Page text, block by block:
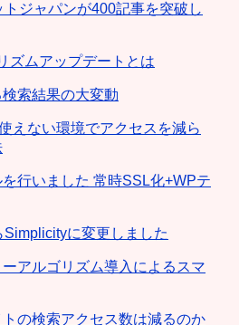
ジャパンが400記事を突破し
ズムアップデートとは
索結果の大変動
えない環境でアクセスを減ら
行いました 常時SSL化+WPテ
に変更しました
アルゴリズム導入によるスマ
の検索アクセス数は減るのか